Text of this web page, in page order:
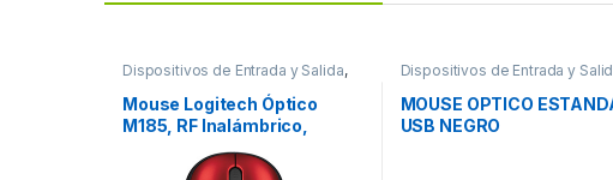
Dispositivos de Entrada y Salida,
Mouse
Mouse Logitech Óptico
M185, RF Inalámbrico,
1000DPI, Negro/Rojo
INALAMBRICO ROJO
Dispositivos de Entrada y
Mouse
MOUSE OPTICO
USB NEGRO